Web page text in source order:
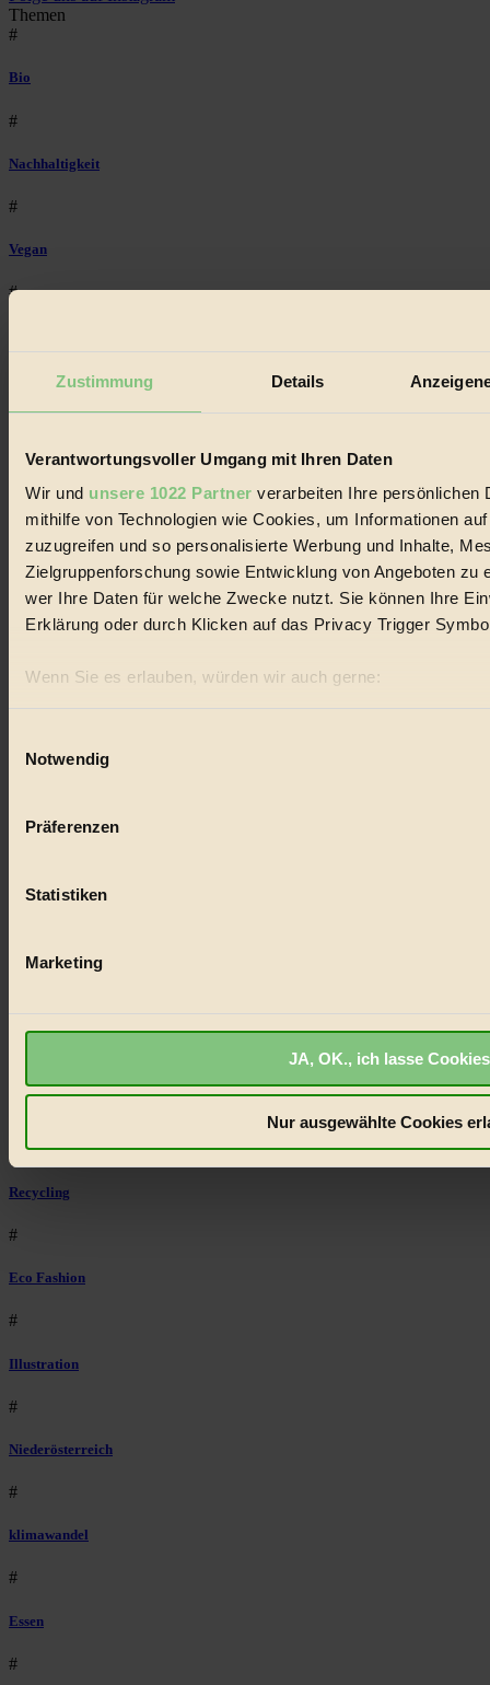
Zustimmung Details
Verantwortungsvoller Umgang mit Ihren Daten
Wir und unsere 1022 Partner verarbeiten Ihre persönlichen
mithilfe von Technologien wie Cookies, um Informationen
zuzugreifen und so personalisierte Werbung und Inhalte,
Zielgruppenforschung sowie Entwicklung von Angeboten zu
wer Ihre Daten für welche Zwecke nutzt. Sie können Ihre
Erklärung oder durch Klicken auf das Privacy Trigger
Wenn Sie es erlauben, würden wir auch gerne:
Informationen über Ihre geografische Lage erfassen,
Ihr Gerät durch aktives Scannen nach bestimmten
Präferenzen im
biorama.eu
welche Inhalte besonders gut ankommen, Inhalte wie
Notwendig
Präferenzen
Statistiken
Marketing
JA, OK., ich lasse
Nur ausgewählte Cookies
Themen
#
Bio
#
Nachhaltigkeit
#
Vegan
#
Umwelt
Essen
nachhaltig
Recycling
#
Eco Fashion
#
Illustration
#
Niederösterreich
#
klimawandel
#
Essen
#